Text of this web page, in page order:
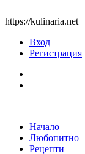
https://kulinaria.net
Вход
Регистрация
Начало
Любопитно
Рецепти